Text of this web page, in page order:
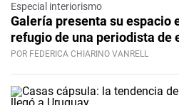
Especial interiorismo
Galería presenta su espacio
refugio de una periodista de
POR FEDERICA CHIARINO VANRELL